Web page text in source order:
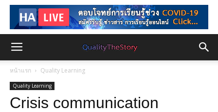
หน้าแรก Quality Learning
Quality Learning
Crisis communication